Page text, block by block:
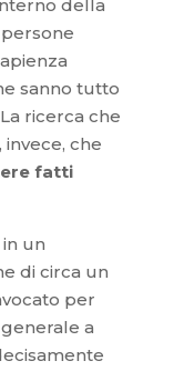
della
sanno tutto
ricerca che
che
fatti
un
di circa un
per
a